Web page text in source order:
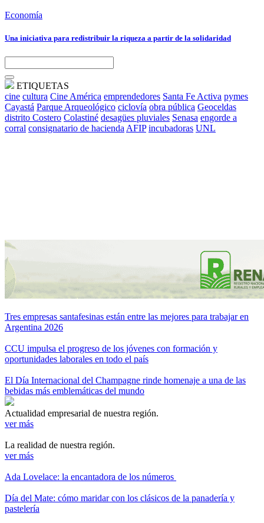
Economía
Una iniciativa para redistribuir la riqueza a partir de la solidaridad
ETIQUETAS
cine cultura Cine América emprendedores Santa Fe Activa pymes
Cayastá Parque Arqueológico ciclovía obra pública Geoceldas
distrito Costero Colastiné desagües pluviales Senasa engorde a
corral consignatario de hacienda AFIP incubadoras UNL
Tres empresas santafesinas están entre las mejores para trabajar en
Argentina 2026
CCU impulsa el progreso de los jóvenes con formación y
oportunidades laborales en todo el país
El Día Internacional del Champagne rinde homenaje a una de las
bebidas más emblemáticas del mundo
Actualidad empresarial de nuestra región.
ver más
La realidad de nuestra región.
ver más
Ada Lovelace: la encantadora de los números
Día del Mate: cómo maridar con los clásicos de la panadería y
pastelería